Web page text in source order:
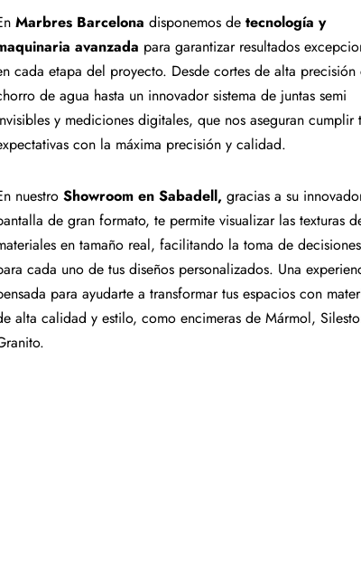
Marbres Barcelona disponemos de tecnología y
avanzada para garantizar resultados
cada etapa del proyecto. Desde cortes de alta precisión
de agua hasta un innovador sistema de juntas semi
y mediciones digitales, que nos aseguran cumplir
con la máxima precisión y calidad.
nuestro Showroom en Sabadell, gracias a su
de gran formato, te permite visualizar las texturas
en tamaño real, facilitando la toma de decisiones
cada uno de tus diseños personalizados. Una
para ayudarte a transformar tus espacios con
alta calidad y estilo, como encimeras de Mármol,